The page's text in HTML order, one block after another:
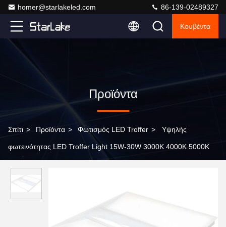
homer@starlakeled.com 86-139-02489327
Κουβέντα
Προϊόντα
Σπίτι > Προϊόντα > Φωτισμός LED Troffer > Υψηλής
φωτεινότητας LED Troffer Light 15W-30W 3000K 4000K 5000K